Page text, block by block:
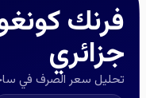
فرنك
جزائري
تحليل سعر الصرف في